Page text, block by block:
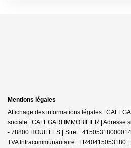
Mentions légales
Affichage des informations légales :
sociale : CALEGARI IMMOBILIER | Adresse
- 78800 HOUILLES | Siret :
TVA Intracommunautaire : FR40415053180